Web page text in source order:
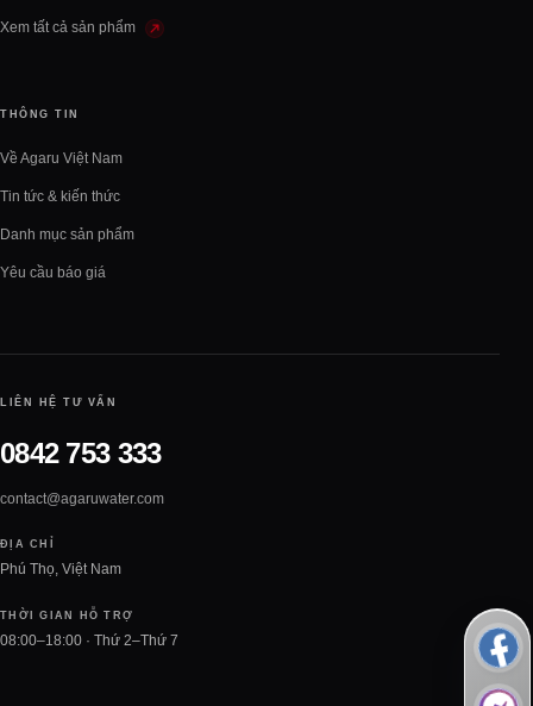
Xem tất cả sản phẩm
THÔNG TIN
Về Agaru Việt Nam
Tin tức & kiến thức
Danh mục sản phẩm
Yêu cầu báo giá
LIÊN HỆ TƯ VẤN
0842 753 333
contact@agaruwater.com
ĐỊA CHỈ
Phú Thọ, Việt Nam
THỜI GIAN HỖ TRỢ
08:00–18:00 · Thứ 2–Thứ 7